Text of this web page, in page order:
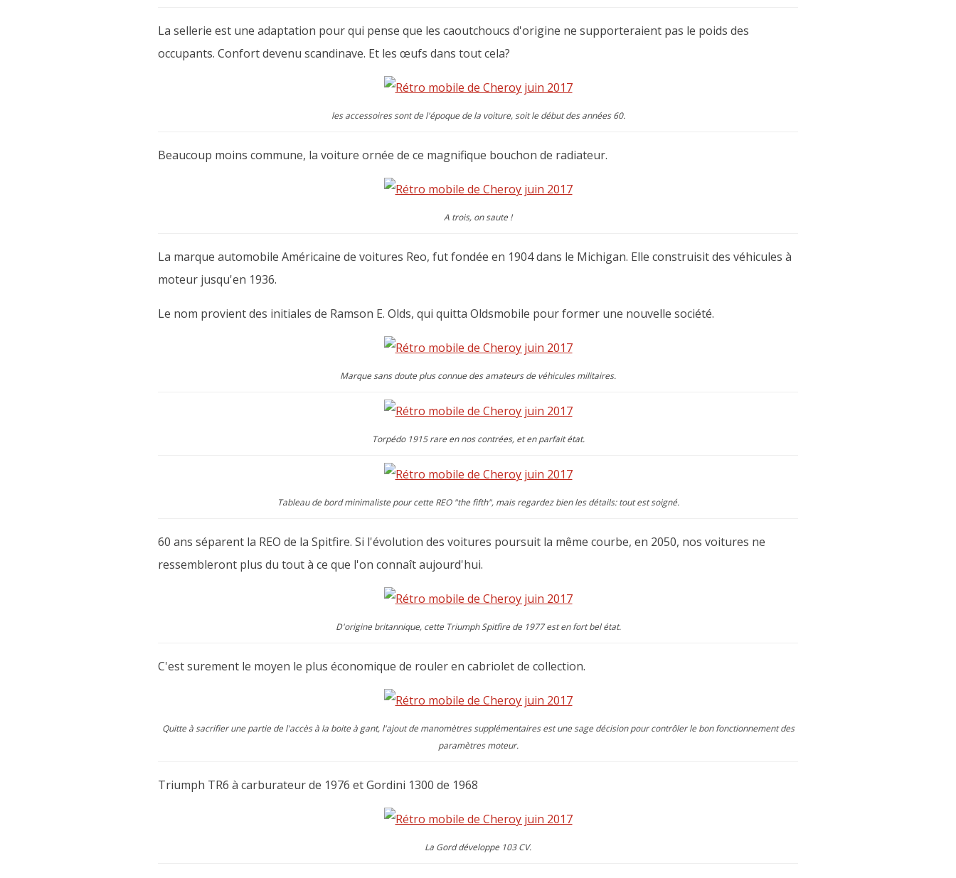
La sellerie est une adaptation pour qui pense que les caoutchoucs d'origine ne supporteraient pas le poids des
occupants. Confort devenu scandinave. Et les œufs dans tout cela?
les accessoires sont de l'époque de la voiture, soit le début des années 60.
Beaucoup moins commune, la voiture ornée de ce magnifique bouchon de radiateur.
A trois, on saute !
La marque automobile Américaine de voitures Reo, fut fondée en 1904 dans le Michigan. Elle construisit des véhicules à
moteur jusqu'en 1936.
Le nom provient des initiales de Ramson E. Olds, qui quitta Oldsmobile pour former une nouvelle société.
Marque sans doute plus connue des amateurs de véhicules militaires.
Torpédo 1915 rare en nos contrées, et en parfait état.
Tableau de bord minimaliste pour cette REO "the fifth", mais regardez bien les détails: tout est soigné.
60 ans séparent la REO de la Spitfire. Si l'évolution des voitures poursuit la même courbe, en 2050, nos voitures ne
ressembleront plus du tout à ce que l'on connaît aujourd'hui.
D'origine britannique, cette Triumph Spitfire de 1977 est en fort bel état.
C'est surement le moyen le plus économique de rouler en cabriolet de collection.
Quitte à sacrifier une partie de l'accès à la boite à gant, l'ajout de manomètres supplémentaires est une sage décision pour contrôler le bon fonctionnement des
paramètres moteur.
Triumph TR6 à carburateur de 1976 et Gordini 1300 de 1968
La Gord développe 103 CV.